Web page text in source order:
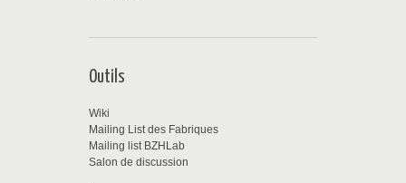
Outils
Wiki
Mailing List des Fabriques
Mailing list BZHLab
Salon de discussion